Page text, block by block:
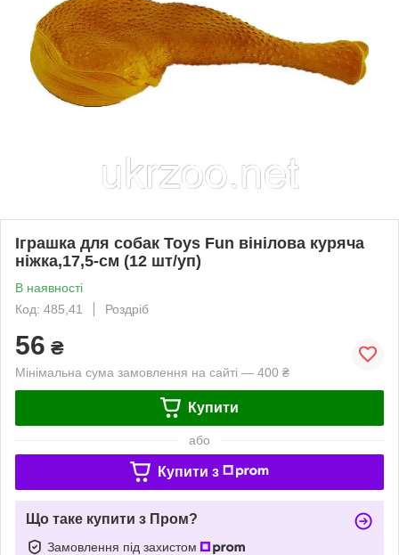
Іграшка для собак Toys Fun вінілова куряча
ніжка,17,5-см (12 шт/уп)
В наявності
Код: 485,41
Роздріб
56 ₴
Мінімальна сума замовлення на сайті — 400 ₴
Купити
або
Купити з
Що таке купити з Пром?
Замовлення під захистом